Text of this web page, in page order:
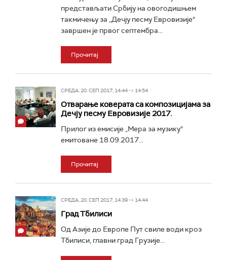
представљати Србију на овогодишњем
такмичењу за „Дечју песму Евровизије“
завршен је првог септембра...
Прочитај
СРЕДА, 20. СЕП 2017, 14:44 -> 14:54
Отварање коверата са композицијама за
Дечју песму Евровизије 2017.
Прилог из емисије „Мера за музику“
емитоване 18.09.2017...
Прочитај
СРЕДА, 20. СЕП 2017, 14:39 -> 14:44
Град Тбилиси
Од Азије до Европе Пут свиле води кроз
Тбилиси, главни град Грузије...